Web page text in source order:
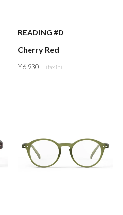
READING #D
Cherry Red
¥6,930